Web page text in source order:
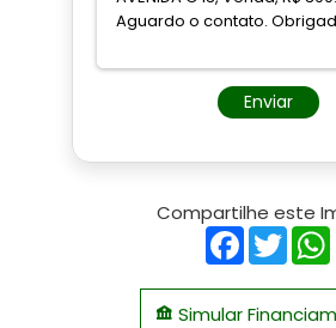
Enviar
Compartilhe este
Facebook
Simular